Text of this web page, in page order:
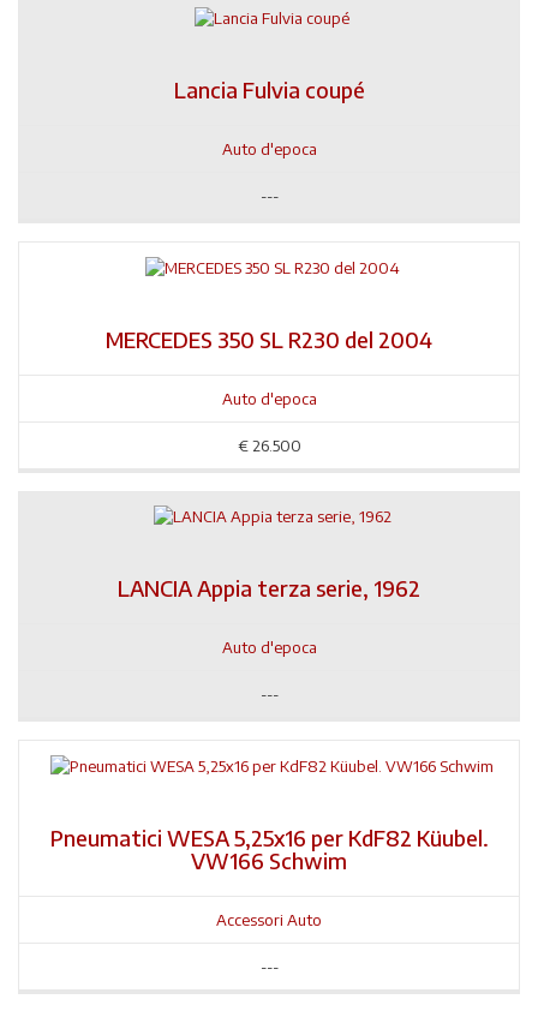
Lancia Fulvia coupé
Auto d'epoca
---
MERCEDES 350 SL R230 del 2004
Auto d'epoca
€ 26.500
LANCIA Appia terza serie, 1962
Auto d'epoca
---
Pneumatici WESA 5,25x16 per KdF82 Küubel.
VW166 Schwim
Accessori Auto
---